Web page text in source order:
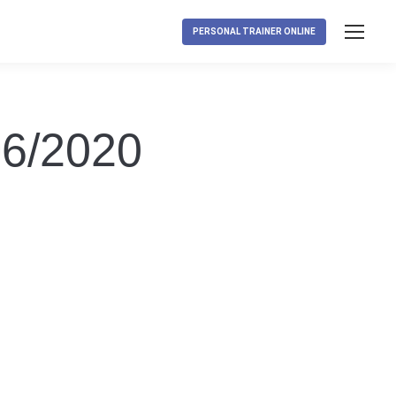
PERSONAL TRAINER ONLINE
2020